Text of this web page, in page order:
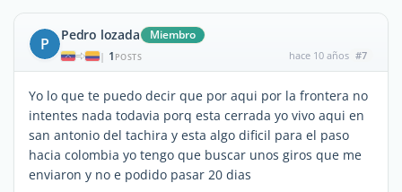
P Pedro lozada Miembro
| 1 POSTS hace 10 años #7
Yo lo que te puedo decir que por aqui por la frontera no
intentes nada todavia porq esta cerrada yo vivo aqui en
san antonio del tachira y esta algo dificil para el paso
hacia colombia yo tengo que buscar unos giros que me
enviaron y no e podido pasar 20 dias